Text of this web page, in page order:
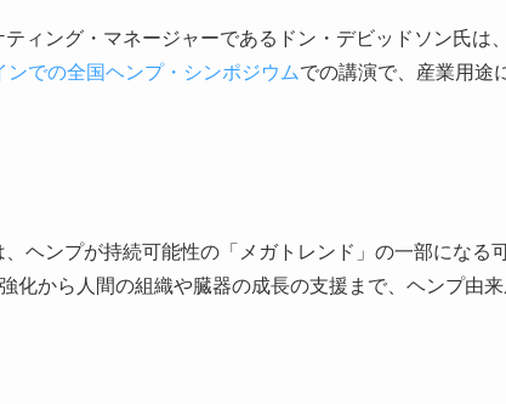
ィング・マネージャーであるドン・デビッドソン氏は
ンでの全国ヘンプ・シンポジウムでの講演で、産業用途
ヘンプが持続可能性の「メガトレンド」の一部になる
化から人間の組織や臓器の成長の支援まで、ヘンプ由